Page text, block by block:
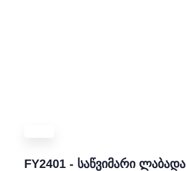
FY2401 - საწვიმარი ლაბადა